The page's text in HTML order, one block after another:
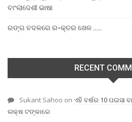
ବାଂଲାଦେଶୀ ଭାଷା
ରଙ୍ଗ ବଦଳରେ ର-କ୍ତର ଖେଳ …..
RECENT
Sukant Sahoo on ଏହି ବର୍ଷର 10 ପଇସା
ଲକ୍ଷ ଟଙ୍କାରେ